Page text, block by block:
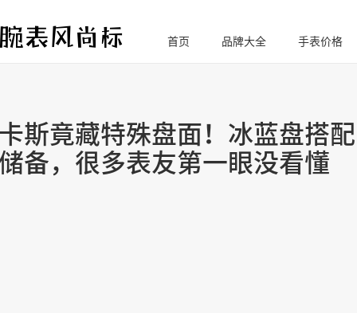
腕
首页 品牌大全 手表价格
斯竟藏特殊盘面！冰蓝盘搭配
备，很多表友第一眼没看懂